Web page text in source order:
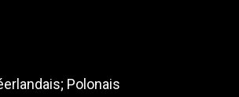
Polonais